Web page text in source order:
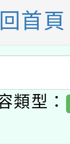
研習
智慧
名單
學軟體
函釋公
請許可
署委託
首頁
類型：